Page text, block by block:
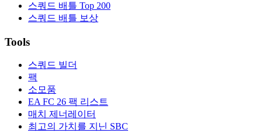
스쿼드 배틀 Top 200
스쿼드 배틀 보상
Tools
스쿼드 빌더
팩
소모품
EA FC 26 팩 리스트
매치 제너레이터
최고의 가치를 지닌 SBC